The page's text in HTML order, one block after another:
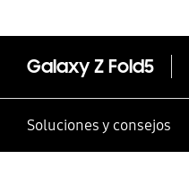
Galaxy Z Fold5
Soluciones y consejos